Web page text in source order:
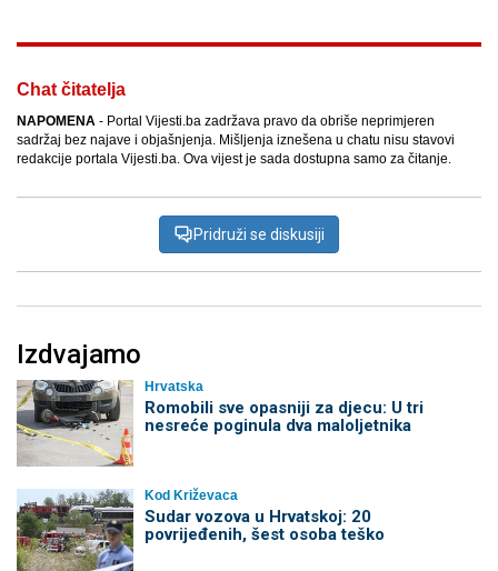
Chat čitatelja
NAPOMENA - Portal Vijesti.ba zadržava pravo da obriše neprimjeren
sadržaj bez najave i objašnjenja. Mišljenja iznešena u chatu nisu stavovi
redakcije portala Vijesti.ba. Ova vijest je sada dostupna samo za čitanje.
Pridruži se diskusiji
Izdvajamo
Hrvatska
Romobili sve opasniji za djecu: U tri
nesreće poginula dva maloljetnika
Kod Križevaca
Sudar vozova u Hrvatskoj: 20
povrijeđenih, šest osoba teško